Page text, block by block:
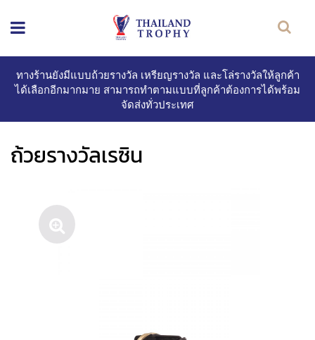
ทางร้านยังมีแบบถ้วยรางวัล เหรียญรางวัล และโล่รางวัลให้ลูกค้า
ได้เลือกอีกมากมาย สามารถทำตามแบบที่ลูกค้าต้องการได้พร้อม
จัดส่งทั่วประเทศ
ถ้วยรางวัลเรซิน